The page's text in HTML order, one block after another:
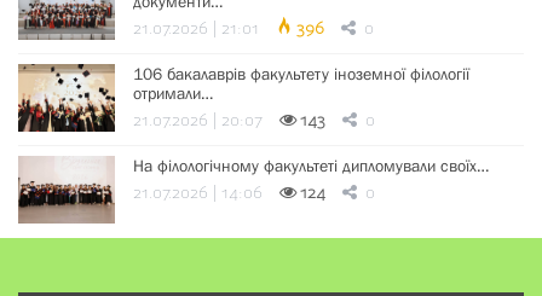
21.07.2026 | 21:01 396 0
106 бакалаврів факультету іноземної філології
отримали…
21.07.2026 | 20:07 143 0
На філологічному факультеті дипломували своїх…
21.07.2026 | 14:06 124 0